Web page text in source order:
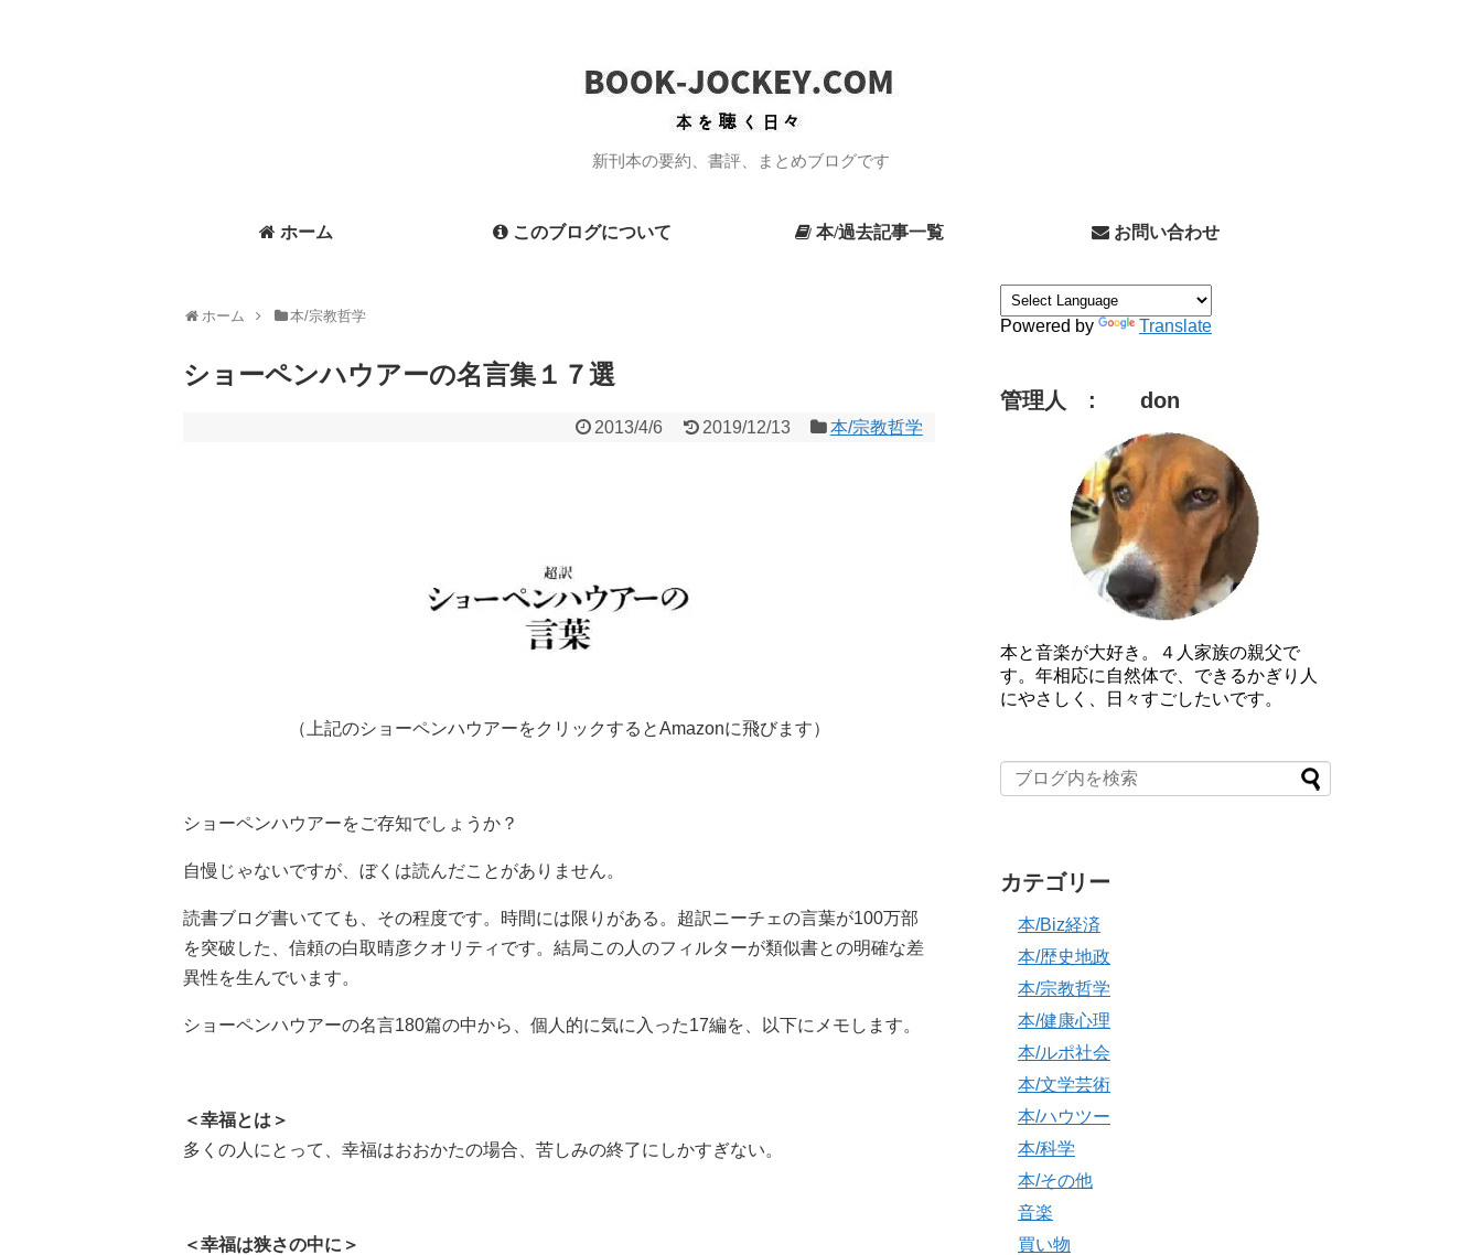
新刊本の要約、書評、まとめブログです
ホーム このブログについて 本/過去記事一覧 お問い合わせ
ホーム 本/宗教哲学
ショーペンハウアーの名言集１７選
2013/4/6 2019/12/13 本/宗教哲学
（上記のショーペンハウアーをクリックするとAmazonに飛びます）
ショーペンハウアーをご存知でしょうか？
自慢じゃないですが、ぼくは読んだことがありません。
読書ブログ書いてても、その程度です。時間には限りがある。超訳ニーチェの言葉が100万部
を突破した、信頼の白取晴彦クオリティです。結局この人のフィルターが類似書との明確な差
異性を生んでいます。
ショーペンハウアーの名言180篇の中から、個人的に気に入った17編を、以下にメモします。
＜幸福とは＞
多くの人にとって、幸福はおおかたの場合、苦しみの終了にしかすぎない。
＜幸福は狭さの中に＞
Powered by Translate
管理人 : don
本と音楽が大好き。４人家族の親父で
す。年相応に自然体で、できるかぎり人
にやさしく、日々すごしたいです。
カテゴリー
本/Biz経済
本/歴史地政
本/宗教哲学
本/健康心理
本/ルポ社会
本/文学芸術
本/ハウツー
本/科学
本/その他
音楽
買い物